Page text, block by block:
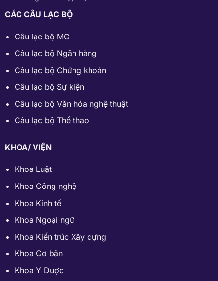
CÁC CÂU LẠC BỘ
Câu lạc bộ MC
Câu lạc bộ Ngân hàng
Câu lạc bộ Chứng khoán
Câu lạc bộ Sự kiện
Câu lạc bộ Văn hóa nghệ thuật
Câu lạc bộ Thể thao
KHOA/ VIỆN
Khoa Luật
Khoa Công nghệ
Khoa Kinh tế
Khoa Ngoại ngữ
Khoa Kiến trúc Xây dựng
Khoa Cơ bản
Khoa Y Dược